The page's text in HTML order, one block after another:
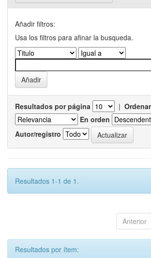
Añadir filtros:
Usa los filtros para afinar la busqueda.
Resultados por página |
En orden
Autor/registro
Resultados 1-1 de 1.
Anterior
Resultados por ítem: